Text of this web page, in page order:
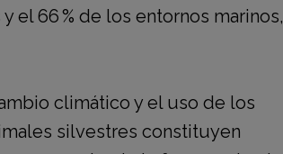
el 66 % de los entornos marinos,
climático y el uso de los
silvestres constituyen